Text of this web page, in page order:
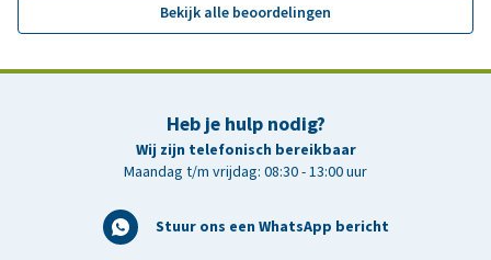
Bekijk alle beoordelingen
Heb je hulp nodig?
Wij zijn telefonisch bereikbaar
Maandag t/m vrijdag: 08:30 - 13:00 uur
Stuur ons een WhatsApp bericht